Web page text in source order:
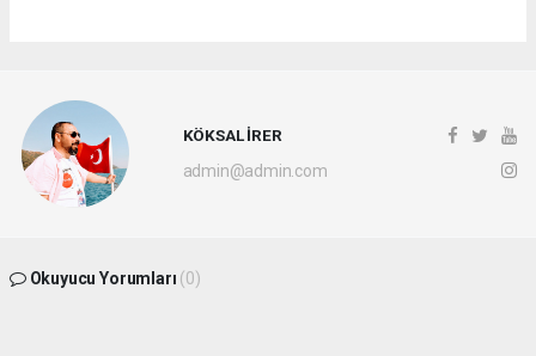
KÖKSAL İRER
admin@admin.com
Okuyucu Yorumları (0)